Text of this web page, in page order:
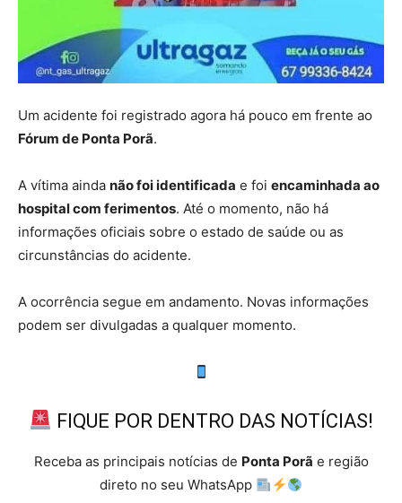
Um acidente foi registrado agora há pouco em frente ao
Fórum de Ponta Porã.
A vítima ainda não foi identificada e foi encaminhada ao
hospital com ferimentos. Até o momento, não há
informações oficiais sobre o estado de saúde ou as
circunstâncias do acidente.
A ocorrência segue em andamento. Novas informações
podem ser divulgadas a qualquer momento.
FIQUE POR DENTRO DAS NOTÍCIAS!
Receba as principais notícias de Ponta Porã e região
direto no seu WhatsApp